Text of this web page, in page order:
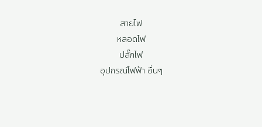
สายไฟ
หลอดไฟ
ปลั๊กไฟ
อุปกรณ์ไฟฟ้า อื่นๆ